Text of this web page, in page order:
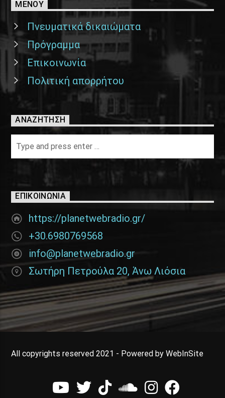
ΜΕΝΟΥ
Πνευματικά δικαιώματα
Πρόγραμμα
Επικοινωνία
Πολιτική απορρήτου
ΑΝΑΖΉΤΗΣΗ
ΕΠΙΚΟΙΝΩΝΊΑ
https://planetwebradio.gr/
+30.6980769568
info@planetwebradio.gr
Σωτήρη Πετρούλα 20, Άνω Λιόσια
All copyrights reserved 2021 - Powered by WebInSite